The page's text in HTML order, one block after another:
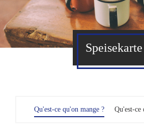
Speisekarte
Qu'est-ce qu'on mange ? Qu'est-ce